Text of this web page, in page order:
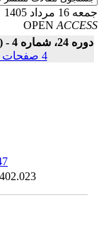
مرداد 1405
OPEN
شماره 4 - ( مرداد ـ شهریور 1404 )